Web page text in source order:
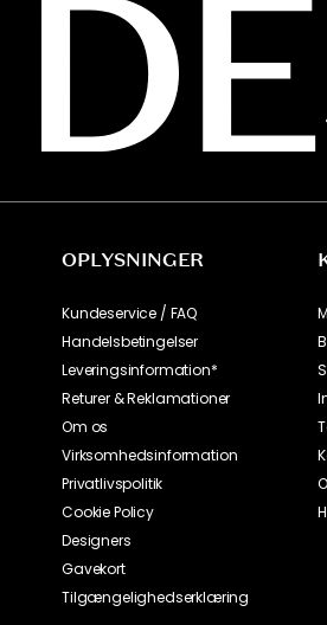
OPLYSNINGER
Kundeservice / FAQ
Handelsbetingelser
Leveringsinformation*
Returer & Reklamationer
Om os
Virksomhedsinformation
Privatlivspolitik
Cookie Policy
Designers
Gavekort
Tilgængelighedserklæring